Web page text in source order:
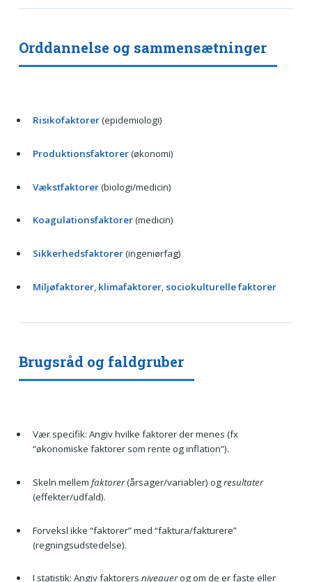
Orddannelse og sammensætninger
Risikofaktorer(epidemiologi)
Produktionsfaktorer(økonomi)
Vækstfaktorer(biologi/medicin)
Koagulationsfaktorer(medicin)
Sikkerhedsfaktorer(ingeniørfag)
Miljøfaktorer, klimafaktorer, sociokulturelle faktorer
Brugsråd og faldgruber
Vær specifik: Angiv hvilke faktorer der menes (fx
“økonomiske faktorer som rente og inflation”).
Skeln mellem faktorer(årsager/variabler) ogresultater
(effekter/udfald).
Forveksl ikke “faktorer” med “faktura/fakturere”
(regningsudstedelse).
I statistik: Angiv faktorers niveauerog om de er faste eller